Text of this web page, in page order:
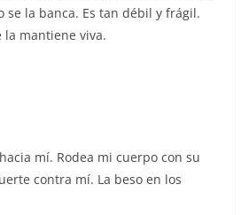
se la banca. Es tan débil y frágil.
la mantiene viva.
mí. Rodea mi cuerpo con su
contra mí. La beso en los